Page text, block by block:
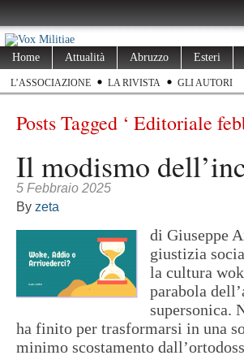
Home Attualità Abruzzo Esteri
L’ASSOCIAZIONE LA RIVISTA GLI AUTORI
Posts Tagged ‘ Editoriale
Il modismo
5 Febbraio 2025
By zeta
di Giuseppe
giustizia
la cultura
parabola
supersonica.
ha finito per trasformarsi in una
minimo scostamento